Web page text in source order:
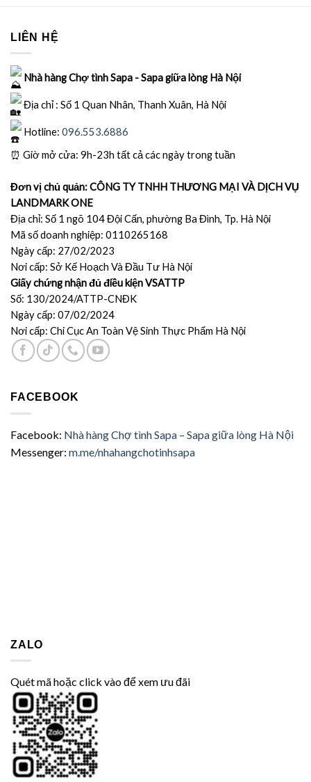
LIÊN HỆ
Nhà hàng Chợ tình Sapa - Sapa giữa lòng Hà Nội
Địa chỉ : Số 1 Quan Nhân, Thanh Xuân, Hà Nội
Hotline: 096.553.6886
⏰ Giờ mở cửa: 9h-23h tất cả các ngày trong tuần
Đơn vị chủ quản: CÔNG TY TNHH THƯƠNG MẠI VÀ DỊCH VỤ
LANDMARK ONE
Địa chỉ: Số 1 ngõ 104 Đội Cấn, phường Ba Đình, Tp. Hà Nội
Mã số doanh nghiệp: 0110265168
Ngày cấp: 27/02/2023
Nơi cấp: Sở Kế Hoạch Và Đầu Tư Hà Nội
Giấy chứng nhận đủ điều kiện VSATTP
Số: 130/2024/ATTP-CNĐK
Ngày cấp: 07/02/2024
Nơi cấp: Chi Cục An Toàn Vệ Sinh Thực Phẩm Hà Nội
FACEBOOK
Facebook: Nhà hàng Chợ tình Sapa – Sapa giữa lòng Hà Nội
Messenger: m.me/nhahangchotinhsapa
ZALO
Quét mã hoặc click vào để xem ưu đãi